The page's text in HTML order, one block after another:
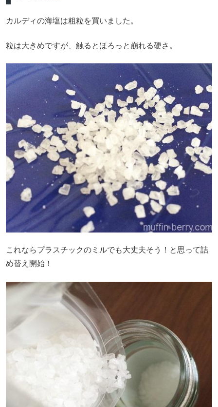
カルディの海塩は粗粒を買いました。
粒は大きめですが、触るとほろっと崩れる硬さ。
これならプラスチックのミルでも大丈夫そう！と思って詰
め替え開始！